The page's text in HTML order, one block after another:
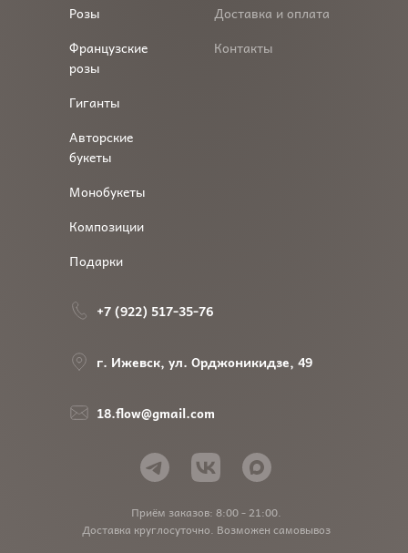
Приём заказов: 8:00 - 21:00.
Доставка круглосуточно. Возможен самовывоз
Розы
Французские
розы
Гиганты
Авторские
букеты
Монобукеты
Композиции
Подарки
Доставка и оплата
Контакты
+7 (922) 517-35-76
г. Ижевск, ул. Орджоникидзе, 49
18.flow@gmail.com